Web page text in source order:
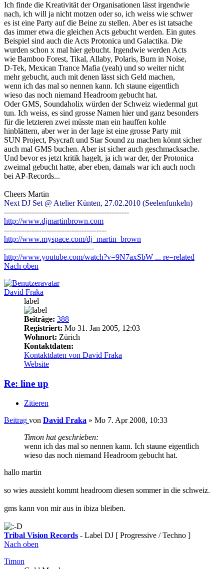
Ich finde die Kreativität der Organisationen lässt irgendwie
nach, ich will ja nicht motzen oder so, ich weiss wie schwer
es ist eine Party auf die Beine zu stellen. Aber es ist tatsache
das immer etwa die gleichen Acts gebucht werden. Ein gutes
Beispiel sind auch die Acts Protonica und Galactika. Die
wurden schon x mal hier gebucht. Irgendwie werden Acts
wie Bamboo Forest, Tikal, Allaby, Polaris, Burn in Noise,
D-Tek, Mexican Trance Mafia (yeah) und so weiter nicht
mehr gebucht, auch mit denen lässt sich Geld machen,
wenn ich das mal so nennen kann. Ich staune eigentlich
wieso das noch niemand Headroom gebucht hat.
Oder GMS, Soundaholix würden der Schweiz wiedermal gut
tun. Ich weiss, es sind grosse Namen hier und ganz besonders
für die letzteren zwei müsste man ein hauffen kohle
hinblättern, aber wer in der lage ist eine grosse Party mit
SUN Project, Psycraft und Star Sound zu machen könnt sicher
auch mal GMS buchen. Aber ist sicher auch geschmacksache.
Und bevor es jetzt kritik hagelt, ja ich war der, der Protonica
zweimal gebucht hatte, aber eben, damals war ich auch noch
bei AP-Records...
Cheers Martin
Next DJ Set @ Atelier Künten, 27.02.2010 (Seelenfunkeln)
--------------------------------------------------
http://www.djmartinbrown.com
-----------------------------------------
http://www.myspace.com/dj_martin_brown
------------------------------------
http://www.youtube.com/watch?v=9N7axSbW ... re=related
Nach oben
David Fraka
label
Beiträge: 388
Registriert: Mo 31. Jan 2005, 12:03
Wohnort: Zürich
Kontaktdaten:
Kontaktdaten von David Fraka
Website
Re: line up
Zitieren
Beitrag von David Fraka » Mo 7. Apr 2008, 10:33
Timon hat geschrieben:
wenn ich das mal so nennen kann. Ich staune eigentlich
wieso das noch niemand Headroom gebucht hat.
hallo martin
so wies aussieht kommt headroom diesen sommer in die schweiz.
gms kann von mir aus in ibiza bleiben.
Tribal Vision Records - Label DJ [ Progressive / Techno ]
Nach oben
Timon